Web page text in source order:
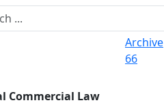
Archive
66
Commercial Law